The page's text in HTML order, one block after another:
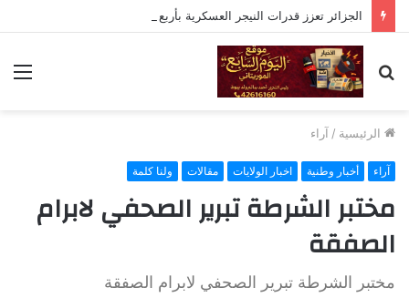
الجزائر تعزز قدرات النيجر العسكرية بأربع مروحيات وذخائر
بحث
عن
الرئيسية / آراء
آراء أخبار وطنية اخبار الولايات مقالات ولنا كلمة
مختبر الشرطة تبرير الصحفي لابرام
الصفقة
مختبر الشرطة تبرير الصحفي لابرام الصفقة